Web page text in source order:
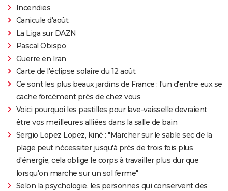
Incendies
Canicule d'août
La Liga sur DAZN
Pascal Obispo
Guerre en Iran
Carte de l'éclipse solaire du 12 août
Ce sont les plus beaux jardins de France : l'un d'entre eux se
cache forcément près de chez vous
Voici pourquoi les pastilles pour lave-vaisselle devraient
être vos meilleures alliées dans la salle de bain
Sergio Lopez Lopez, kiné : "Marcher sur le sable sec de la
plage peut nécessiter jusqu'à près de trois fois plus
d'énergie, cela oblige le corps à travailler plus dur que
lorsqu'on marche sur un sol ferme"
Selon la psychologie, les personnes qui conservent des